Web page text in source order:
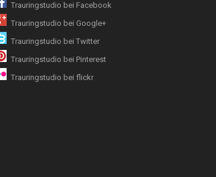
Trauringstudio bei Facebook
Trauringstudio bei Google+
Trauringstudio bei Twitter
Trauringstudio bei Pinterest
Trauringstudio bei flickr